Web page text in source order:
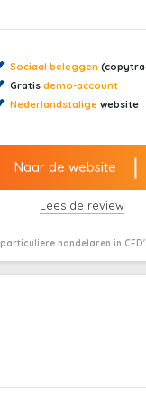
Sociaal beleggen
Gratis demo-account
Nederlandstalige website
Naar de website
Lees de review
particuliere handelaren in